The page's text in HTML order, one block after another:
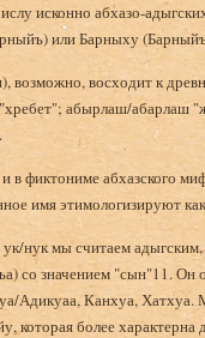
исконно абхазо-
или Барныху
восходит к
абырлаш/абарлаш
в фиктониме абхазского
имя этимологизируют
нук мы считаем
со значением "сын"11. Он
Адикуаа, Канхуа,
которая более характерна